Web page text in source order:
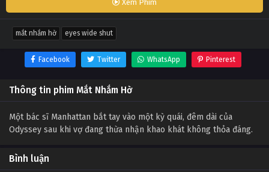
Xem Phim
mắt nhắm hờ eyes wide shut
Facebook Twitter WhatsApp Pinterest
Thông tin phim Mắt Nhắm Hờ
Một bác sĩ Manhattan bắt tay vào một kỳ quái, đêm dài của
Odyssey sau khi vợ đang thừa nhận khao khát không thỏa đáng.
Bình luận